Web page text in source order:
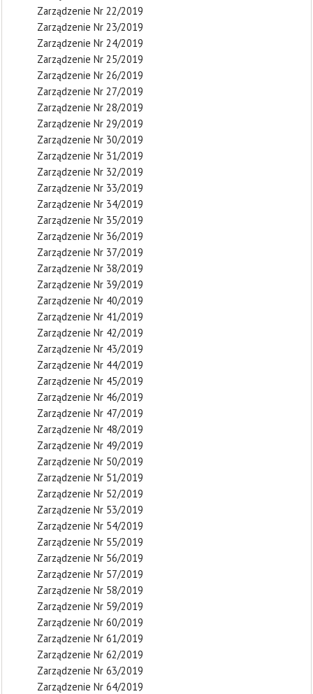
Zarządzenie Nr 22/2019
Zarządzenie Nr 23/2019
Zarządzenie Nr 24/2019
Zarządzenie Nr 25/2019
Zarządzenie Nr 26/2019
Zarządzenie Nr 27/2019
Zarządzenie Nr 28/2019
Zarządzenie Nr 29/2019
Zarządzenie Nr 30/2019
Zarządzenie Nr 31/2019
Zarządzenie Nr 32/2019
Zarządzenie Nr 33/2019
Zarządzenie Nr 34/2019
Zarządzenie Nr 35/2019
Zarządzenie Nr 36/2019
Zarządzenie Nr 37/2019
Zarządzenie Nr 38/2019
Zarządzenie Nr 39/2019
Zarządzenie Nr 40/2019
Zarządzenie Nr 41/2019
Zarządzenie Nr 42/2019
Zarządzenie Nr 43/2019
Zarządzenie Nr 44/2019
Zarządzenie Nr 45/2019
Zarządzenie Nr 46/2019
Zarządzenie Nr 47/2019
Zarządzenie Nr 48/2019
Zarządzenie Nr 49/2019
Zarządzenie Nr 50/2019
Zarządzenie Nr 51/2019
Zarządzenie Nr 52/2019
Zarządzenie Nr 53/2019
Zarządzenie Nr 54/2019
Zarządzenie Nr 55/2019
Zarządzenie Nr 56/2019
Zarządzenie Nr 57/2019
Zarządzenie Nr 58/2019
Zarządzenie Nr 59/2019
Zarządzenie Nr 60/2019
Zarządzenie Nr 61/2019
Zarządzenie Nr 62/2019
Zarządzenie Nr 63/2019
Zarządzenie Nr 64/2019